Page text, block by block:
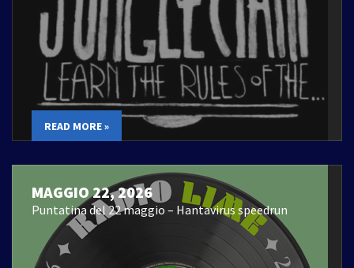
READ MORE »
MAGGIO 22, 2026
Puntatina del 22 maggio – Hantavirus speedrun